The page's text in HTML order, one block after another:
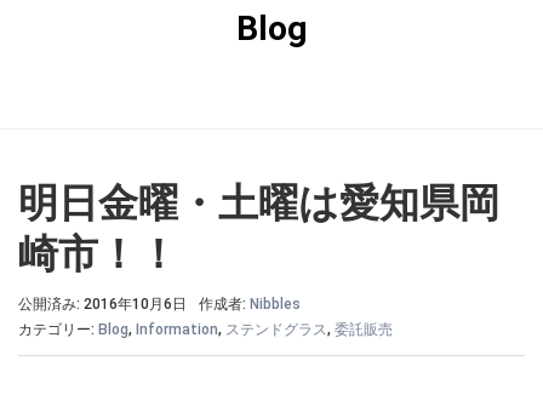
Blog
明日金曜・土曜は愛知県岡
崎市！！
公開済み: 2016年10月6日 作成者: Nibbles
カテゴリー: Blog, Information, ステンドグラス, 委託販売